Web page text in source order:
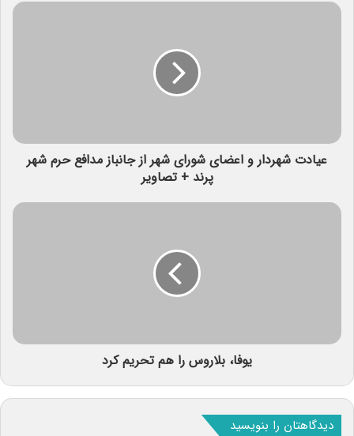
عیادت شهردار و اعضای شورای شهر از جانباز مدافع حرم شهر
پرند + تصاویر
یوفا، بلاروس را هم تحریم کرد
دیدگاهتان را بنویسید